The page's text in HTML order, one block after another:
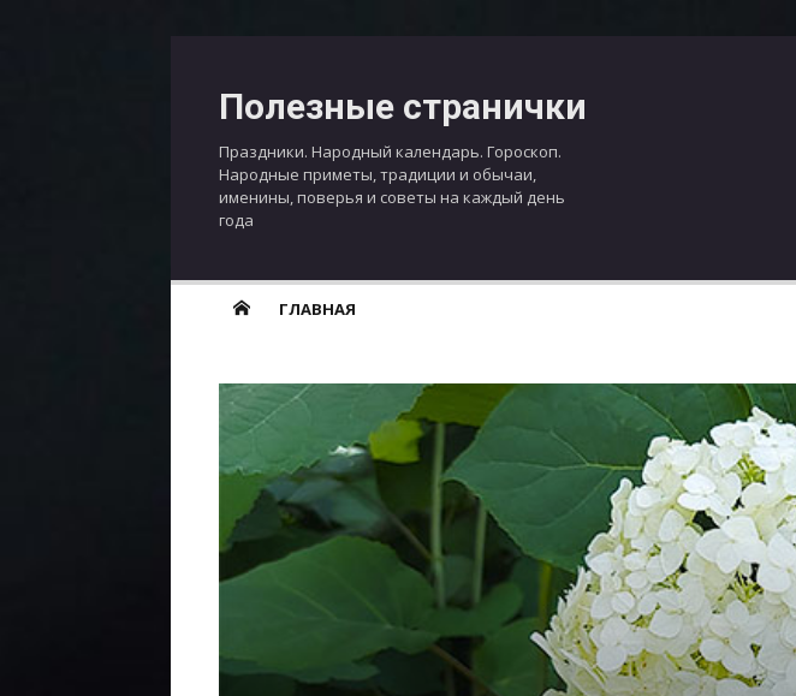
Полезные странички
Праздники. Народный календарь. Гороскоп.
Народные приметы, традиции и обычаи,
именины, поверья и советы на каждый день
года
ГЛАВНАЯ